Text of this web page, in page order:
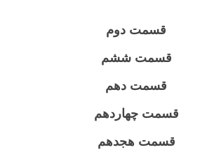
قسمت دوم
قسمت ششم
قسمت دهم
قسمت چهاردهم
قسمت هجدهم